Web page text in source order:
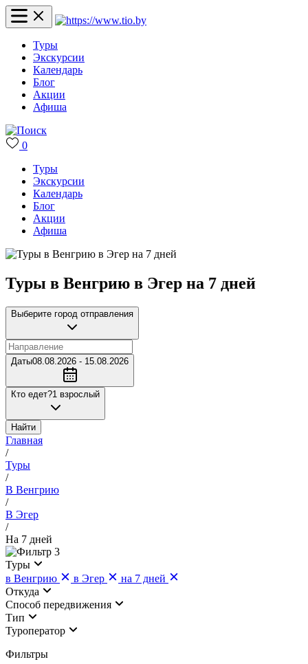
Туры
Экскурсии
Календарь
Блог
Акции
Афиша
0
Туры
Экскурсии
Календарь
Блог
Акции
Афиша
Туры в Венгрию в Эгер на 7 дней
Выберите город отправления
Даты08.08.2026 - 15.08.2026
Кто едет?1 взрослый
Найти
Главная
/
Туры
/
В Венгрию
/
В Эгер
/
На 7 дней
3
Туры
в Венгрию
в Эгер
на 7 дней
Откуда
Cпособ передвижения
Тип
Туроператор
Фильтры